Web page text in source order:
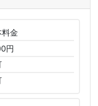
料金
円